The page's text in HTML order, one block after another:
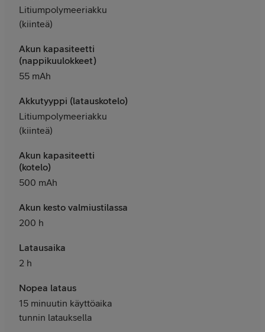
Litiumpolymeeriakku
(kiinteä)
Akun kapasiteetti
(nappikuulokkeet)
55 mAh
Akkutyyppi (latauskotelo)
Litiumpolymeeriakku
(kiinteä)
Akun kapasiteetti
(kotelo)
500 mAh
Akun kesto valmiustilassa
200 h
Latausaika
2 h
Nopea lataus
15 minuutin käyttöaika
tunnin latauksella